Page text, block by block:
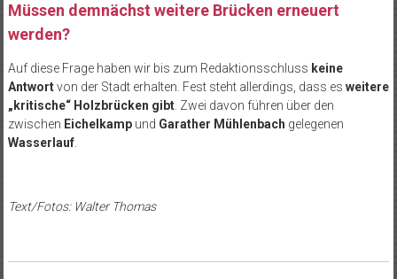
Müssen demnächst weitere Brücken erneuert
werden?
Auf diese Frage haben wir bis zum Redaktionsschluss keine
Antwortvon der Stadt erhalten. Fest steht allerdings, dass es weitere
„kritische“ Holzbrücken gibt. Zwei davon führen über den
zwischen Eichelkampund Garather Mühlenbach gelegenen
Wasserlauf.
Text/Fotos: Walter Thomas